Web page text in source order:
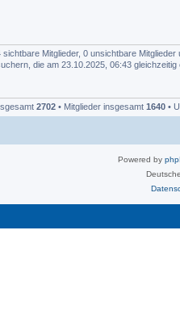
sichtbare Mitglieder, 0 unsichtbare
die am 23.10.2025, 06:43 gleichzeitig
2702 • Mitglieder insgesamt 1640 •
Powered by